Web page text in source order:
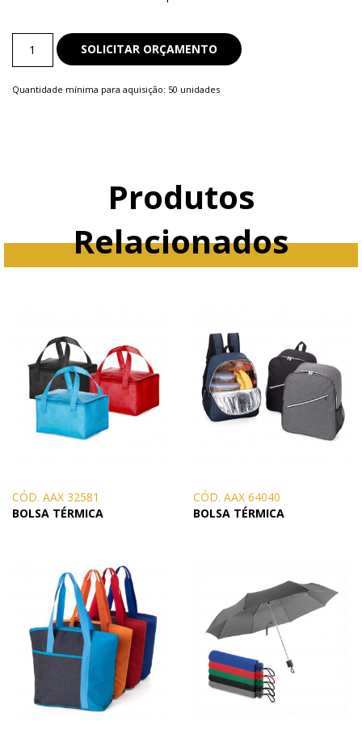
quantity
SOLICITAR ORÇAMENTO
Quantidade mínima para aquisição: 50 unidades
Produtos
Relacionados
CÓD. AAX 32581
BOLSA TÉRMICA
CÓD. AAX 64040
BOLSA TÉRMICA